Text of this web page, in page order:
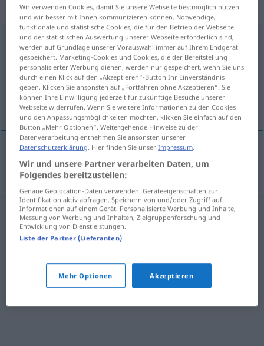
„orangotango“: masculino
orangotango [orɜ̃guˈtɜ̃gu]m
Übersicht aller Übersetzungen
(Für mehr Details die Übersetzung anklicken/antippen)
Orang-Utan
Orang-Utanm orangotango
Wir verwenden Cookies, damit Sie unsere Webseite bestmöglich nutzen
und wir besser mit Ihnen kommunizieren können. Notwendige,
funktionale und statistische Cookies, die für den Betrieb der Webseite
und der statistischen Auswertung unserer Webseite erforderlich sind,
werden auf Grundlage unserer Vorauswahl immer auf Ihrem Endgerät
gespeichert. Marketing-Cookies und Cookies, die der Bereitstellung
personalisierter Werbung dienen, werden nur gespeichert, wenn Sie uns
durch einen Klick auf den „Akzeptieren“-Button Ihr Einverständnis
geben. Klicken Sie ansonsten auf „Fortfahren ohne Akzeptieren“. Sie
können Ihre Einwilligung jederzeit für zukünftige Besuche unserer
Webseite widerrufen. Wenn Sie weitere Informationen zu den Cookies
und den Anpassungsmöglichkeiten möchten, klicken Sie einfach auf den
Button „Mehr Optionen“. Weitergehende Hinweise zu der
Datenverarbeitung entnehmen Sie ansonsten unserer
Datenschutzerklärung. Hier finden Sie unserImpressum.
Wir und unsere Partner verarbeiten Daten, um
Folgendes bereitzustellen:
Genaue Geolocation-Daten verwenden. Geräteeigenschaften zur
Identifikation aktiv abfragen. Speichern von und/oder Zugriff auf
Informationen auf einem Gerät. Personalisierte Werbung und Inhalte,
Messung von Werbung und Inhalten, Zielgruppenforschung und
Entwicklung von Dienstleistungen.
Liste der Partner (Lieferanten)
Mehr Optionen Akzeptieren